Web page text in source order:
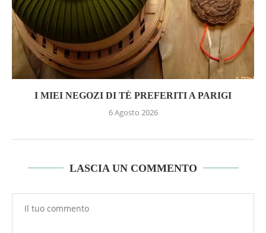
I MIEI NEGOZI DI TÈ PREFERITI A PARIGI
6 Agosto 2026
LASCIA UN COMMENTO